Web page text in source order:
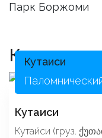
Парк Боржоми
Кутаиси
Кутаиси
Кутаиси
Кутаи́си (груз.